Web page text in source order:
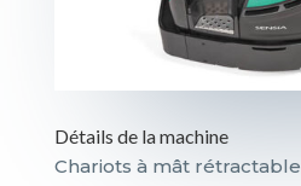
Détails de la machine
Chariots à mât rétractable